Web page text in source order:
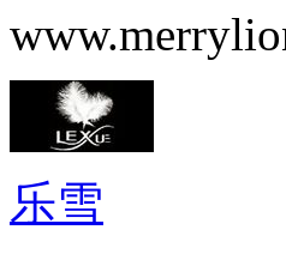
乐雪